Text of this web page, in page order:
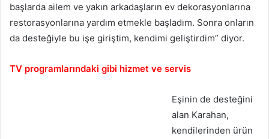
başlarda ailem ve yakın arkadaşların ev dekorasyonlarına
restorasyonlarına yardım etmekle başladım. Sonra onların
da desteğiyle bu işe giriştim, kendimi geliştirdim” diyor.
TV programlarındaki gibi hizmet ve servis
Eşinin de desteğini
alan Karahan,
kendilerinden ürün